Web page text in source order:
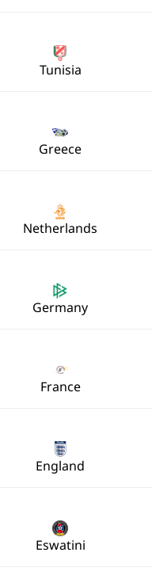
Tunisia
Greece
Netherlands
Germany
France
England
Eswatini